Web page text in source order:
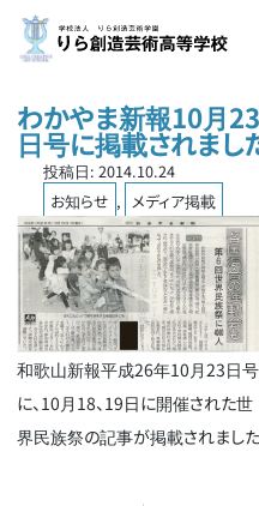
わかやま新報10月23
日号に掲載されまし
投稿日: 2014.10.24
お知らせ , メディア掲載
和歌山新報平成26年10月23日号
に、10月18、19日に開催された世
界民族祭の記事が掲載されました